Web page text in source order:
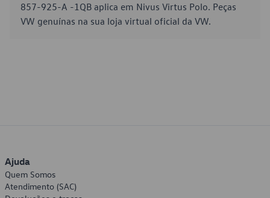
857-925-A -1QB aplica em Nivus Virtus Polo. Peças
VW genuínas na sua loja virtual oficial da VW.
Ajuda
Quem Somos
Atendimento (SAC)